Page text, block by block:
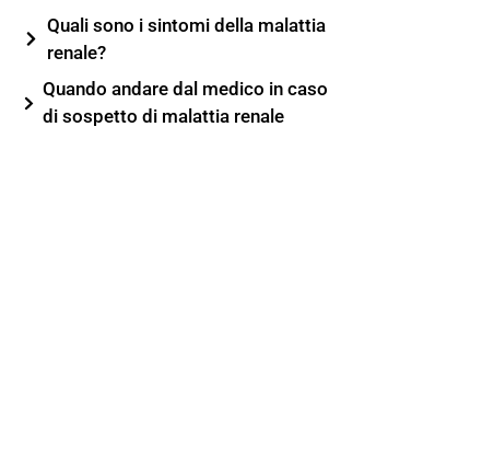
Quali sono i sintomi della malattia
renale?
Quando andare dal medico in caso
di sospetto di malattia renale